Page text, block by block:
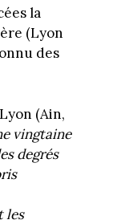
la
(Lyon
des
(Ain,
vingtaine
degrés
les